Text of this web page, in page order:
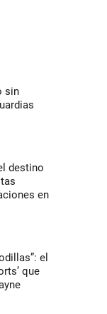
sin
destino
en
el
que